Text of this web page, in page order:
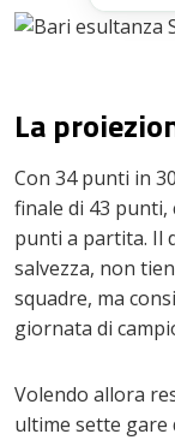
La
Con 34 punti in
finale di 43 punti,
punti a partita. Il
salvezza, non
squadre, ma
giornata di
Volendo allora
ultime sette gare